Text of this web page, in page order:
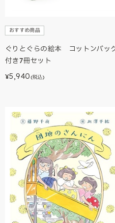
おすすめ商品
ぐりとぐらの絵本 コットンバッ
付き7冊セット
¥5,940 (税込)